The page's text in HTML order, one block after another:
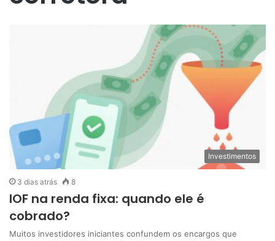
Investimentos
3 dias atrás 8
IOF na renda fixa: quando ele é
cobrado?
Muitos investidores iniciantes confundem os encargos que